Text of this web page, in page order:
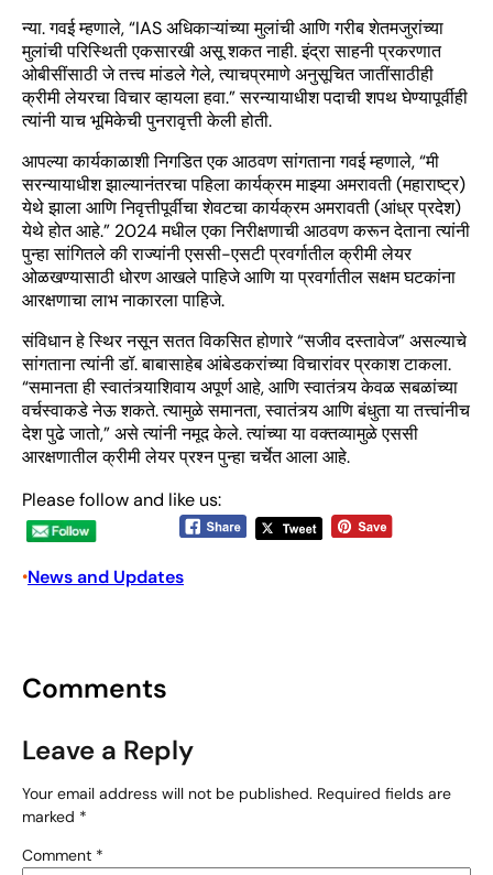
न्या. गवई म्हणाले, “IAS अधिकाऱ्यांच्या मुलांची आणि गरीब शेतमजुरांच्या
मुलांची परिस्थिती एकसारखी असू शकत नाही. इंद्रा साहनी प्रकरणात
ओबीसींसाठी जे तत्त्व मांडले गेले, त्याचप्रमाणे अनुसूचित जातींसाठीही
क्रीमी लेयरचा विचार व्हायला हवा.” सरन्यायाधीश पदाची शपथ घेण्यापूर्वीही
त्यांनी याच भूमिकेची पुनरावृत्ती केली होती.
आपल्या कार्यकाळाशी निगडित एक आठवण सांगताना गवई म्हणाले, “मी
सरन्यायाधीश झाल्यानंतरचा पहिला कार्यक्रम माझ्या अमरावती (महाराष्ट्र)
येथे झाला आणि निवृत्तीपूर्वीचा शेवटचा कार्यक्रम अमरावती (आंध्र प्रदेश)
येथे होत आहे.” 2024 मधील एका निरीक्षणाची आठवण करून देताना त्यांनी
पुन्हा सांगितले की राज्यांनी एससी-एसटी प्रवर्गातील क्रीमी लेयर
ओळखण्यासाठी धोरण आखले पाहिजे आणि या प्रवर्गातील सक्षम घटकांना
आरक्षणाचा लाभ नाकारला पाहिजे.
संविधान हे स्थिर नसून सतत विकसित होणारे “सजीव दस्तावेज” असल्याचे
सांगताना त्यांनी डॉ. बाबासाहेब आंबेडकरांच्या विचारांवर प्रकाश टाकला.
“समानता ही स्वातंत्र्याशिवाय अपूर्ण आहे, आणि स्वातंत्र्य केवळ सबळांच्या
वर्चस्वाकडे नेऊ शकते. त्यामुळे समानता, स्वातंत्र्य आणि बंधुता या तत्त्वांनीच
देश पुढे जातो,” असे त्यांनी नमूद केले. त्यांच्या या वक्तव्यामुळे एससी
आरक्षणातील क्रीमी लेयर प्रश्न पुन्हा चर्चेत आला आहे.
Please follow and like us:
•News and Updates
Comments
Leave a Reply
Your email address will not be published. Required fields are
marked *
Comment *